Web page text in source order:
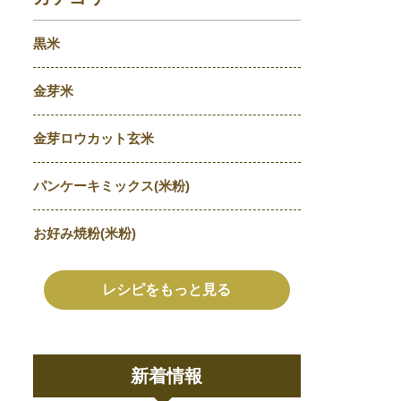
黒米
金芽米
金芽ロウカット玄米
パンケーキミックス(米粉)
お好み焼粉(米粉)
レシピをもっと見る
新着情報